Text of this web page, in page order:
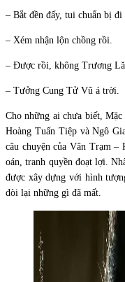
– Bắt đền đấy, tui chuẩn bị đi
– Xém nhận lộn chồng rồi.
– Được rồi, không Trương
– Tưởng Cung Tử Vũ á trời.
Cho những ai chưa biết,
Hoàng Tuấn Tiệp và Ngô
câu chuyện của Vân Trạm
oán, tranh quyền đoạt lợi.
được xây dựng với hình
đòi lại những gì đã mất.